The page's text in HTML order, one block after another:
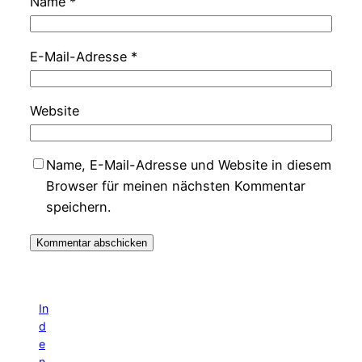
E-Mail-Adresse *
Website
Name, E-Mail-Adresse und Website in diesem
Browser für meinen nächsten Kommentar
speichern.
In
d
e